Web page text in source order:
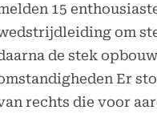
15
om
de stek
Er
rechts die voor